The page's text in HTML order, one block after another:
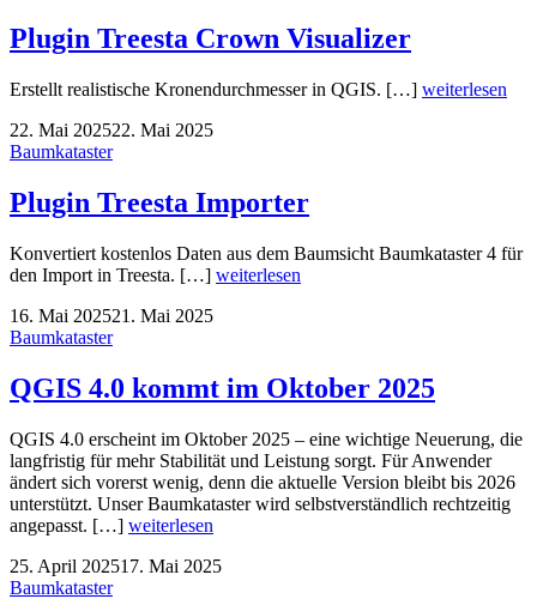
Plugin Treesta Crown Visualizer
Erstellt realistische Kronendurchmesser in QGIS. […] weiterlesen
22. Mai 202522. Mai 2025
Baumkataster
Plugin Treesta Importer
Konvertiert kostenlos Daten aus dem Baumsicht Baumkataster 4 für
den Import in Treesta. […] weiterlesen
16. Mai 202521. Mai 2025
Baumkataster
QGIS 4.0 kommt im Oktober 2025
QGIS 4.0 erscheint im Oktober 2025 – eine wichtige Neuerung, die
langfristig für mehr Stabilität und Leistung sorgt. Für Anwender
ändert sich vorerst wenig, denn die aktuelle Version bleibt bis 2026
unterstützt. Unser Baumkataster wird selbstverständlich rechtzeitig
angepasst. […] weiterlesen
25. April 202517. Mai 2025
Baumkataster